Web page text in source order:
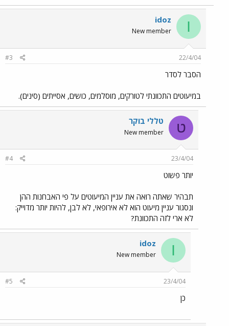
I
idoz
New member
22/4/04
#3
הסבר לסדר
במיעוטים התכוונתי לטורקים, מוסלמים, כושים, אסייתים (סינים).
ט טללי בוקר
New member
23/4/04
#4
יותר פשוט
תבהיר שאתה רואה את עניין המיעוטים על פי האבחנות ההן
ונסגור עניין מיעוט הוא לא אירופאי, לא לבן, להיות יותר מדוייק:
לא ארי לזה התכוונת?
I
idoz
New member
23/4/04
#5
כן